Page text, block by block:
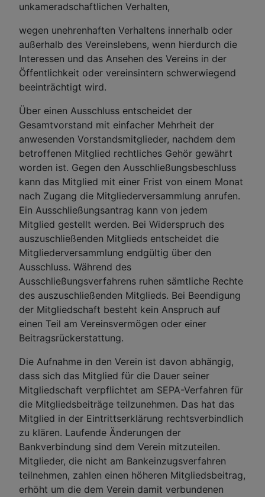
unkameradschaftlichen Verhalten,
wegen unehrenhaften Verhaltens innerhalb oder
außerhalb des Vereinslebens, wenn hierdurch die
Interessen und das Ansehen des Vereins in der
Öffentlichkeit oder vereinsintern schwerwiegend
beeinträchtigt wird.
Über einen Ausschluss entscheidet der
Gesamtvorstand mit einfacher Mehrheit der
anwesenden Vorstandsmitglieder, nachdem dem
betroffenen Mitglied rechtliches Gehör gewährt
worden ist. Gegen den Ausschließungsbeschluss
kann das Mitglied mit einer Frist von einem Monat
nach Zugang die Mitgliederversammlung anrufen.
Ein Ausschließungsantrag kann von jedem
Mitglied gestellt werden. Bei Widerspruch des
auszuschließenden Mitglieds entscheidet die
Mitgliederversammlung endgültig über den
Ausschluss. Während des
Ausschließungsverfahrens ruhen sämtliche Rechte
des auszuschließenden Mitglieds. Bei Beendigung
der Mitgliedschaft besteht kein Anspruch auf
einen Teil am Vereinsvermögen oder einer
Beitragsrückerstattung.
Die Aufnahme in den Verein ist davon abhängig,
dass sich das Mitglied für die Dauer seiner
Mitgliedschaft verpflichtet am SEPA-Verfahren für
die Mitgliedsbeiträge teilzunehmen. Das hat das
Mitglied in der Eintrittserklärung rechtsverbindlich
zu klären. Laufende Änderungen der
Bankverbindung sind dem Verein mitzuteilen.
Mitglieder, die nicht am Bankeinzugsverfahren
teilnehmen, zahlen einen höheren Mitgliedsbeitrag,
erhöht um die dem Verein damit verbundenen